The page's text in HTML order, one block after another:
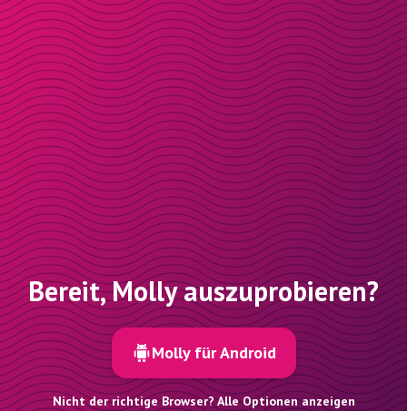
Bereit, Molly auszuprobieren?
Molly für Android
Nicht der richtige Browser? Alle Optionen anzeigen